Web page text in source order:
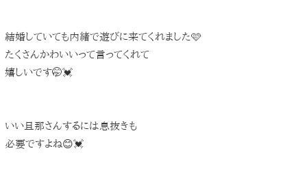
結婚していても内緒で遊びに来てくれました🩷
たくさんかわいいって言ってくれて
嬉しいです🤭💓
いい旦那さんするには息抜きも
必要ですよね😊💓